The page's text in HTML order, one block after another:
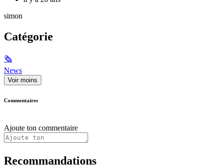
simon
Catégorie
🗞
News
Voir moins
Commentaires
Ajoute ton commentaire
Recommandations